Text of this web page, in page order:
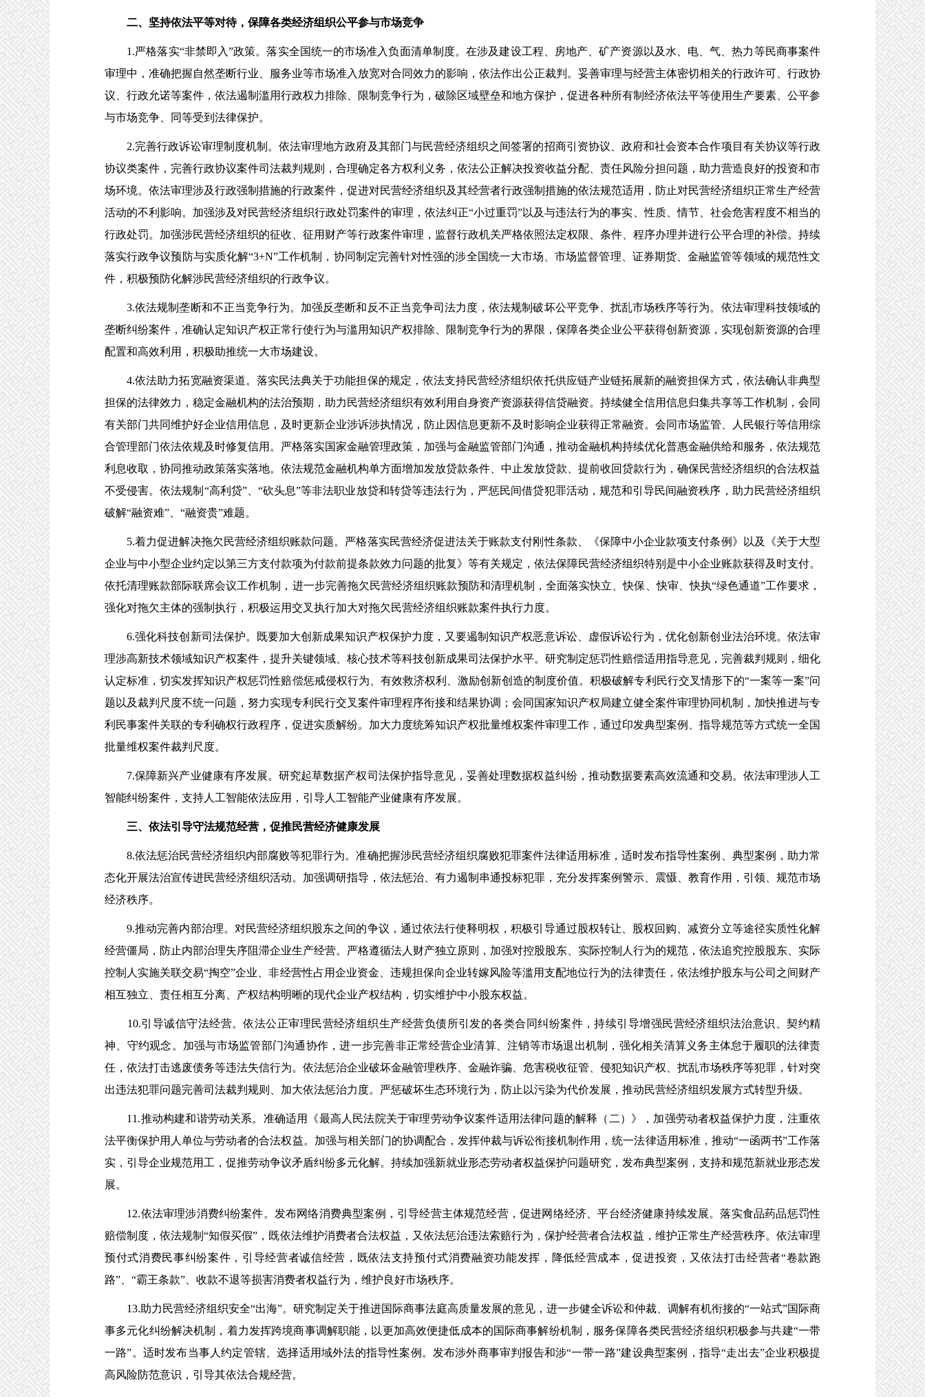
二、坚持依法平等对待，保障各类经济组织公平参与市场竞争
1.严格落实“非禁即入”政策。落实全国统一的市场准入负面清单制度。在涉及建设工程、房地产、矿产资源以及水、电、气、热力等民商事案件
审理中，准确把握自然垄断行业、服务业等市场准入放宽对合同效力的影响，依法作出公正裁判。妥善审理与经营主体密切相关的行政许可、行政协
议、行政允诺等案件，依法遏制滥用行政权力排除、限制竞争行为，破除区域壁垒和地方保护，促进各种所有制经济依法平等使用生产要素、公平参
与市场竞争、同等受到法律保护。
2.完善行政诉讼审理制度机制。依法审理地方政府及其部门与民营经济组织之间签署的招商引资协议、政府和社会资本合作项目有关协议等行政
协议类案件，完善行政协议案件司法裁判规则，合理确定各方权利义务，依法公正解决投资收益分配、责任风险分担问题，助力营造良好的投资和市
场环境。依法审理涉及行政强制措施的行政案件，促进对民营经济组织及其经营者行政强制措施的依法规范适用，防止对民营经济组织正常生产经营
活动的不利影响。加强涉及对民营经济组织行政处罚案件的审理，依法纠正“小过重罚”以及与违法行为的事实、性质、情节、社会危害程度不相当的
行政处罚。加强涉民营经济组织的征收、征用财产等行政案件审理，监督行政机关严格依照法定权限、条件、程序办理并进行公平合理的补偿。持续
落实行政争议预防与实质化解“3+N”工作机制，协同制定完善针对性强的涉全国统一大市场、市场监督管理、证券期货、金融监管等领域的规范性文
件，积极预防化解涉民营经济组织的行政争议。
3.依法规制垄断和不正当竞争行为。加强反垄断和反不正当竞争司法力度，依法规制破坏公平竞争、扰乱市场秩序等行为。依法审理科技领域的
垄断纠纷案件，准确认定知识产权正常行使行为与滥用知识产权排除、限制竞争行为的界限，保障各类企业公平获得创新资源，实现创新资源的合理
配置和高效利用，积极助推统一大市场建设。
4.依法助力拓宽融资渠道。落实民法典关于功能担保的规定，依法支持民营经济组织依托供应链产业链拓展新的融资担保方式，依法确认非典型
担保的法律效力，稳定金融机构的法治预期，助力民营经济组织有效利用自身资产资源获得信贷融资。持续健全信用信息归集共享等工作机制，会同
有关部门共同维护好企业信用信息，及时更新企业涉诉涉执情况，防止因信息更新不及时影响企业获得正常融资。会同市场监管、人民银行等信用综
合管理部门依法依规及时修复信用。严格落实国家金融管理政策，加强与金融监管部门沟通，推动金融机构持续优化普惠金融供给和服务，依法规范
利息收取，协同推动政策落实落地。依法规范金融机构单方面增加发放贷款条件、中止发放贷款、提前收回贷款行为，确保民营经济组织的合法权益
不受侵害。依法规制“高利贷”、“砍头息”等非法职业放贷和转贷等违法行为，严惩民间借贷犯罪活动，规范和引导民间融资秩序，助力民营经济组织
破解“融资难”、“融资贵”难题。
5.着力促进解决拖欠民营经济组织账款问题。严格落实民营经济促进法关于账款支付刚性条款、《保障中小企业款项支付条例》以及《关于大型
企业与中小型企业约定以第三方支付款项为付款前提条款效力问题的批复》等有关规定，依法保障民营经济组织特别是中小企业账款获得及时支付。
依托清理账款部际联席会议工作机制，进一步完善拖欠民营经济组织账款预防和清理机制，全面落实快立、快保、快审、快执“绿色通道”工作要求，
强化对拖欠主体的强制执行，积极运用交叉执行加大对拖欠民营经济组织账款案件执行力度。
6.强化科技创新司法保护。既要加大创新成果知识产权保护力度，又要遏制知识产权恶意诉讼、虚假诉讼行为，优化创新创业法治环境。依法审
理涉高新技术领域知识产权案件，提升关键领域、核心技术等科技创新成果司法保护水平。研究制定惩罚性赔偿适用指导意见，完善裁判规则，细化
认定标准，切实发挥知识产权惩罚性赔偿惩戒侵权行为、有效救济权利、激励创新创造的制度价值。积极破解专利民行交叉情形下的“一案等一案”问
题以及裁判尺度不统一问题，努力实现专利民行交叉案件审理程序衔接和结果协调；会同国家知识产权局建立健全案件审理协同机制，加快推进与专
利民事案件关联的专利确权行政程序，促进实质解纷。加大力度统筹知识产权批量维权案件审理工作，通过印发典型案例、指导规范等方式统一全国
批量维权案件裁判尺度。
7.保障新兴产业健康有序发展。研究起草数据产权司法保护指导意见，妥善处理数据权益纠纷，推动数据要素高效流通和交易。依法审理涉人工
智能纠纷案件，支持人工智能依法应用，引导人工智能产业健康有序发展。
三、依法引导守法规范经营，促推民营经济健康发展
8.依法惩治民营经济组织内部腐败等犯罪行为。准确把握涉民营经济组织腐败犯罪案件法律适用标准，适时发布指导性案例、典型案例，助力常
态化开展法治宣传进民营经济组织活动。加强调研指导，依法惩治、有力遏制串通投标犯罪，充分发挥案例警示、震慑、教育作用，引领、规范市场
经济秩序。
9.推动完善内部治理。对民营经济组织股东之间的争议，通过依法行使释明权，积极引导通过股权转让、股权回购、减资分立等途径实质性化解
经营僵局，防止内部治理失序阻滞企业生产经营。严格遵循法人财产独立原则，加强对控股股东、实际控制人行为的规范，依法追究控股股东、实际
控制人实施关联交易“掏空”企业、非经营性占用企业资金、违规担保向企业转嫁风险等滥用支配地位行为的法律责任，依法维护股东与公司之间财产
相互独立、责任相互分离、产权结构明晰的现代企业产权结构，切实维护中小股东权益。
10.引导诚信守法经营。依法公正审理民营经济组织生产经营负债所引发的各类合同纠纷案件，持续引导增强民营经济组织法治意识、契约精
神、守约观念。加强与市场监管部门沟通协作，进一步完善非正常经营企业清算、注销等市场退出机制，强化相关清算义务主体怠于履职的法律责
任，依法打击逃废债务等违法失信行为。依法惩治企业破坏金融管理秩序、金融诈骗、危害税收征管、侵犯知识产权、扰乱市场秩序等犯罪，针对突
出违法犯罪问题完善司法裁判规则、加大依法惩治力度。严惩破坏生态环境行为，防止以污染为代价发展，推动民营经济组织发展方式转型升级。
11.推动构建和谐劳动关系。准确适用《最高人民法院关于审理劳动争议案件适用法律问题的解释（二）》，加强劳动者权益保护力度，注重依
法平衡保护用人单位与劳动者的合法权益。加强与相关部门的协调配合，发挥仲裁与诉讼衔接机制作用，统一法律适用标准，推动“一函两书”工作落
实，引导企业规范用工，促推劳动争议矛盾纠纷多元化解。持续加强新就业形态劳动者权益保护问题研究，发布典型案例，支持和规范新就业形态发
展。
12.依法审理涉消费纠纷案件。发布网络消费典型案例，引导经营主体规范经营，促进网络经济、平台经济健康持续发展。落实食品药品惩罚性
赔偿制度，依法规制“知假买假”，既依法维护消费者合法权益，又依法惩治违法索赔行为，保护经营者合法权益，维护正常生产经营秩序。依法审理
预付式消费民事纠纷案件，引导经营者诚信经营，既依法支持预付式消费融资功能发挥，降低经营成本，促进投资，又依法打击经营者“卷款跑
路”、“霸王条款”、收款不退等损害消费者权益行为，维护良好市场秩序。
13.助力民营经济组织安全“出海”。研究制定关于推进国际商事法庭高质量发展的意见，进一步健全诉讼和仲裁、调解有机衔接的“一站式”国际商
事多元化纠纷解决机制，着力发挥跨境商事调解职能，以更加高效便捷低成本的国际商事解纷机制，服务保障各类民营经济组织积极参与共建“一带
一路”。适时发布当事人约定管辖、选择适用域外法的指导性案例。发布涉外商事审判报告和涉“一带一路”建设典型案例，指导“走出去”企业积极提
高风险防范意识，引导其依法合规经营。